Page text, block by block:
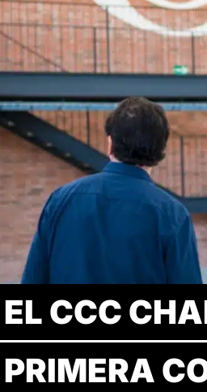
EL CCC
PRIMERA